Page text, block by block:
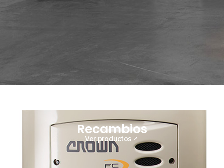
Recambios
Ver productos